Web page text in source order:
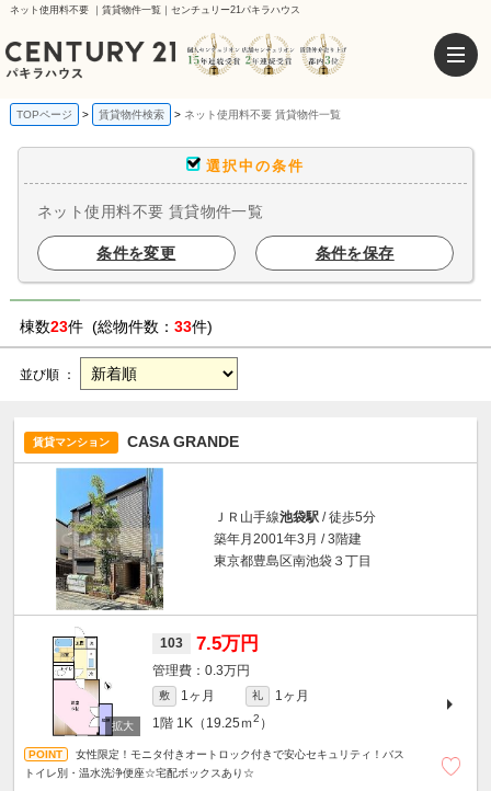
ネット使用料不要 ｜賃貸物件一覧｜センチュリー21パキラハウス
TOPページ 賃貸物件検索 ネット使用料不要 賃貸物件一覧
選択中の条件
ネット使用料不要 賃貸物件一覧
条件を変更 条件を保存
棟数23件 (総物件数： 33件)
並び順 ：
賃貸マンション CASA GRANDE
ＪＲ山手線池袋駅 / 徒歩5分
築年月2001年3月 / 3階建
東京都豊島区南池袋３丁目
103 7.5万円
0.3万円
敷 1ヶ月 礼
1ヶ月
1階 1K（19.25ｍ2 ）
女性限定！モニタ付きオートロック付きで安心セキュリティ！バス
トイレ別・温水洗浄便座☆宅配ボックスあり☆